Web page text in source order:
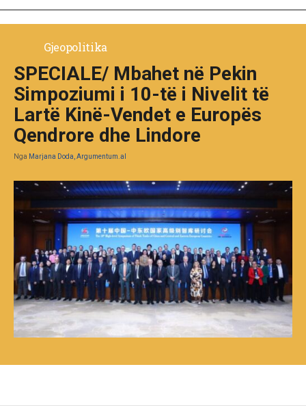
Gjeopolitika
SPECIALE/ Mbahet në Pekin
Simpoziumi i 10-të i Nivelit të
Lartë Kinë-Vendet e Europës
Qendrore dhe Lindore
Nga Marjana Doda, Argumentum.al